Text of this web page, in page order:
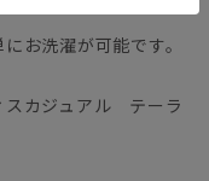
お洗濯が可能です。
カジュアル テーラ